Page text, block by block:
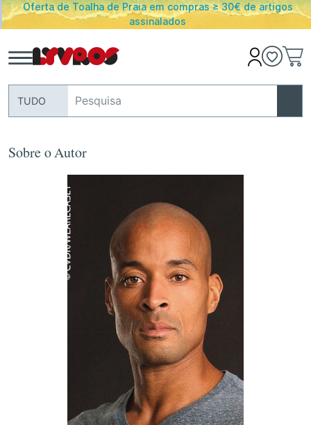
Oferta de Toalha de Praia em compras ≥ 30€ de artigos
assinalados
TUDO
Sobre o Autor